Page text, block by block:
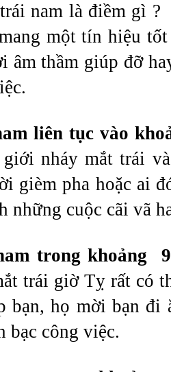
nam là điềm gì ?
một tín hiệu
âm thầm giúp đỡ
liên tục vào
giới nháy mắt trái
gièm pha hoặc ai
những cuộc cãi vã
trong khoảng
trái giờ Tỵ rất có
bạn, họ mời bạn đi
bạc công việc.